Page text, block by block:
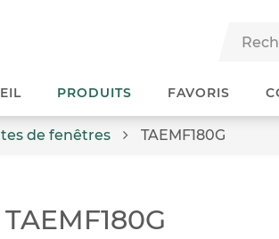
PRODUITS FAVORIS
de fenêtres TAEMF180G
TAEMF180G